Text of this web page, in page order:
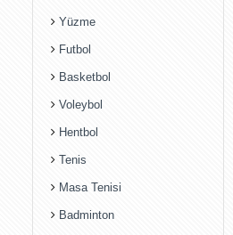
Yüzme
Futbol
Basketbol
Voleybol
Hentbol
Tenis
Masa Tenisi
Badminton